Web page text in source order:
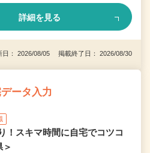
詳細を見る
日： 2026/08/05 掲載終了日： 2026/08/30
ータ入力
！スキマ時間に自宅でコツコ